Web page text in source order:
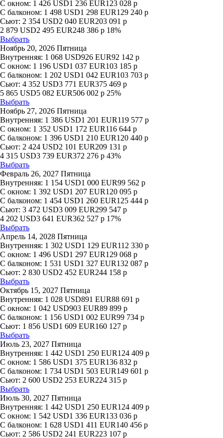
С окном: 1 426 USD1 236 EUR123 028 р
С балконом: 1 498 USD1 298 EUR129 240 р
Сьют: 2 354 USD2 040 EUR203 091 р
2 879 USD2 495 EUR248 386 р 18%
Выбрать
Ноябрь 20, 2026 Пятница
Внутренняя: 1 068 USD926 EUR92 142 р
С окном: 1 196 USD1 037 EUR103 185 р
С балконом: 1 202 USD1 042 EUR103 703 р
Сьют: 4 352 USD3 771 EUR375 469 р
5 865 USD5 082 EUR506 002 р 25%
Выбрать
Ноябрь 27, 2026 Пятница
Внутренняя: 1 386 USD1 201 EUR119 577 р
С окном: 1 352 USD1 172 EUR116 644 р
С балконом: 1 396 USD1 210 EUR120 440 р
Сьют: 2 424 USD2 101 EUR209 131 р
4 315 USD3 739 EUR372 276 р 43%
Выбрать
Февраль 26, 2027 Пятница
Внутренняя: 1 154 USD1 000 EUR99 562 р
С окном: 1 392 USD1 207 EUR120 095 р
С балконом: 1 454 USD1 260 EUR125 444 р
Сьют: 3 472 USD3 009 EUR299 547 р
4 202 USD3 641 EUR362 527 р 17%
Выбрать
Апрель 14, 2028 Пятница
Внутренняя: 1 302 USD1 129 EUR112 330 р
С окном: 1 496 USD1 297 EUR129 068 р
С балконом: 1 531 USD1 327 EUR132 087 р
Сьют: 2 830 USD2 452 EUR244 158 р
Выбрать
Октябрь 15, 2027 Пятница
Внутренняя: 1 028 USD891 EUR88 691 р
С окном: 1 042 USD903 EUR89 899 р
С балконом: 1 156 USD1 002 EUR99 734 р
Сьют: 1 856 USD1 609 EUR160 127 р
Выбрать
Июль 23, 2027 Пятница
Внутренняя: 1 442 USD1 250 EUR124 409 р
С окном: 1 586 USD1 375 EUR136 832 р
С балконом: 1 734 USD1 503 EUR149 601 р
Сьют: 2 600 USD2 253 EUR224 315 р
Выбрать
Июль 30, 2027 Пятница
Внутренняя: 1 442 USD1 250 EUR124 409 р
С окном: 1 542 USD1 336 EUR133 036 р
С балконом: 1 628 USD1 411 EUR140 456 р
Сьют: 2 586 USD2 241 EUR223 107 р